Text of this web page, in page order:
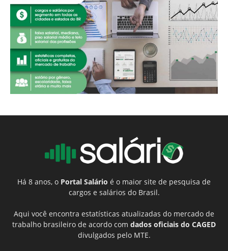
Há 8 anos, o Portal Salário é o maior site de pesquisa de
cargos e salários do Brasil.
Aqui você encontra estatísticas atualizadas do mercado de
trabalho brasileiro de acordo com dados oficiais do CAGED
divulgados pelo MTE.